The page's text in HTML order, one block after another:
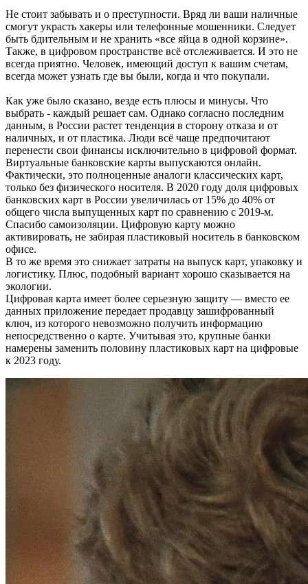
Не стоит забывать и о преступности. Вряд ли ваши наличные
смогут украсть хакеры или телефонные мошенники. Следует
быть бдительным и не хранить «все яйца в одной корзине».
Также, в цифровом пространстве всё отслеживается. И это не
всегда приятно. Человек, имеющий доступ к вашим счетам,
всегда может узнать где вы были, когда и что покупали.
Как уже было сказано, везде есть плюсы и минусы. Что
выбрать - каждый решает сам. Однако согласно последним
данным, в России растет тенденция в сторону отказа и от
наличных, и от пластика. Люди всё чаще предпочитают
перенести свои финансы исключительно в цифровой формат.
Виртуальные банковские карты выпускаются онлайн.
Фактически, это полноценные аналоги классических карт,
только без физического носителя. В 2020 году доля цифровых
банковских карт в России увеличилась от 15% до 40% от
общего числа выпущенных карт по сравнению с 2019-м.
Спасибо самоизоляции. Цифровую карту можно
активировать, не забирая пластиковый носитель в банковском
офисе.
В то же время это снижает затраты на выпуск карт, упаковку и
логистику. Плюс, подобный вариант хорошо сказывается на
экологии.
Цифровая карта имеет более серьезную защиту — вместо ее
данных приложение передает продавцу зашифрованный
ключ, из которого невозможно получить информацию
непосредственно о карте. Учитывая это, крупные банки
намерены заменить половину пластиковых карт на цифровые
к 2023 году.